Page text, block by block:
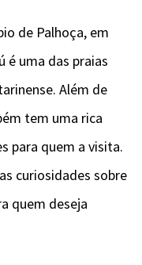
de Palhoça, em
é uma das praias
Além de
tem uma rica
para quem a visita.
curiosidades sobre
quem deseja